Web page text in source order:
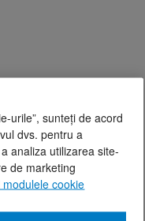
urile”, sunteți de acord
dvs. pentru a
analiza utilizarea site-
de marketing
cookie